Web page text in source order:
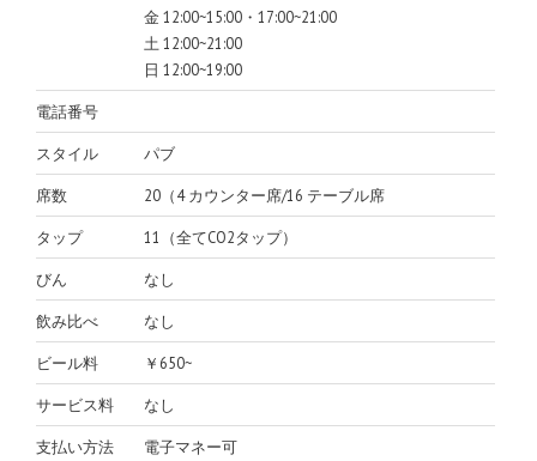
金 12:00~15:00・17:00~21:00
土 12:00~21:00
日 12:00~19:00
電話番号
スタイル パブ
席数 20（4 カウンター席/16 テーブル席
タップ 11（全てCO2タップ）
びん なし
飲み比べ なし
ビール料 ￥650~
サービス料 なし
支払い方法 電子マネー可